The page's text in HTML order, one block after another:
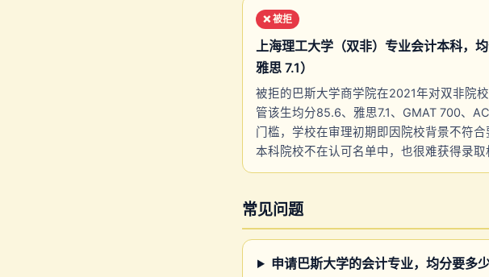
❌ 被拒
上海理工大学（双非）专业会计本科，
雅思 7.1）
被拒的巴斯大学商学院在2021年对双非院
管该生均分85.6、雅思7.1、GMAT 700、
门槛，学校在审理初期即因院校背景不符
本科院校不在认可名单中，也很难获得录取
常见问题
申请巴斯大学的会计专业，均分要多